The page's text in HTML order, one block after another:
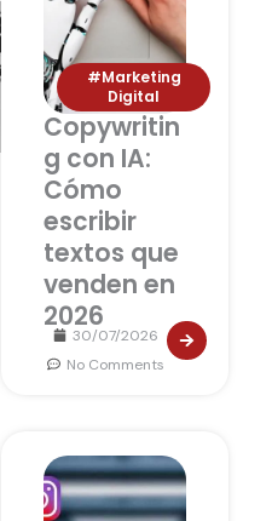
#Marketing
Digital
Copywritin
g con IA:
Cómo
escribir
textos que
venden en
2026
30/07/2026
No Comments